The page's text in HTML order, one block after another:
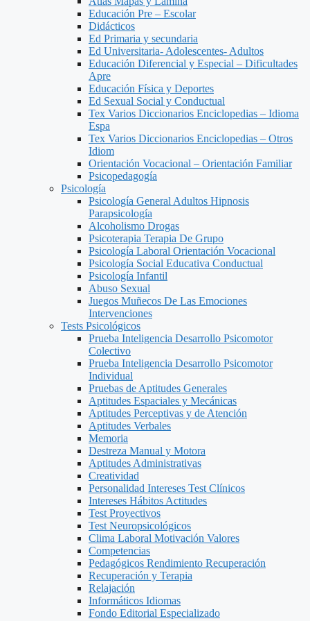
Educación Pre – Escolar
Didácticos
Ed Primaria y secundaria
Ed Universitaria- Adolescentes- Adultos
Educación Diferencial y Especial – Dificultades
Apre
Educación Física y Deportes
Ed Sexual Social y Conductual
Tex Varios Diccionarios Enciclopedias – Idioma
Espa
Tex Varios Diccionarios Enciclopedias – Otros
Idiom
Orientación Vocacional – Orientación Familiar
Psicopedagogía
Psicología
Psicología General Adultos Hipnosis
Parapsicología
Alcoholismo Drogas
Psicoterapia Terapia De Grupo
Psicología Laboral Orientación Vocacional
Psicología Social Educativa Conductual
Psicología Infantil
Abuso Sexual
Juegos Muñecos De Las Emociones
Intervenciones
Tests Psicológicos
Prueba Inteligencia Desarrollo Psicomotor
Colectivo
Prueba Inteligencia Desarrollo Psicomotor
Individual
Pruebas de Aptitudes Generales
Aptitudes Espaciales y Mecánicas
Aptitudes Perceptivas y de Atención
Aptitudes Verbales
Memoria
Destreza Manual y Motora
Aptitudes Administrativas
Creatividad
Personalidad Intereses Test Clínicos
Intereses Hábitos Actitudes
Test Proyectivos
Test Neuropsicológicos
Clima Laboral Motivación Valores
Competencias
Pedagógicos Rendimiento Recuperación
Recuperación y Terapia
Relajación
Informáticos Idiomas
Fondo Editorial Especializado